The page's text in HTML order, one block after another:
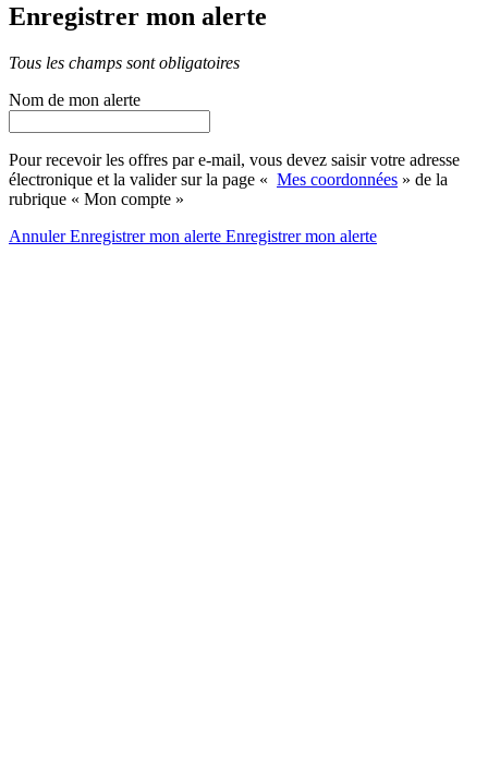
Enregistrer mon alerte
Tous les champs sont obligatoires
Nom de mon alerte
Pour recevoir les offres par e-mail, vous devez saisir votre adresse
électronique et la valider sur la page « Mes coordonnées » de la
rubrique « Mon compte »
AnnulerEnregistrer mon alerte Enregistrermon alerte